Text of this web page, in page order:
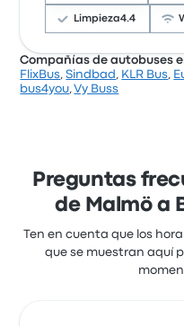
Comati PSG en este
Limpieza4.4
Con base en 1349
este viaje comienzan
Compañías de autobuses
FlixBus,Sindbad , KLR Bus,
bus4you,Vy Buss
Preguntas
de Malmö a
Ten en cuenta que los
que se muestran aquí